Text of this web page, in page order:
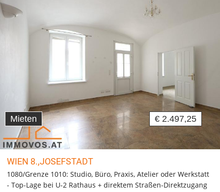
Mieten € 2.497,25
WIEN 8.,JOSEFSTADT
1080/Grenze 1010: Studio, Büro, Praxis, Atelier oder Werkstatt
- Top-Lage bei U-2 Rathaus + direktem Straßen-Direktzugang